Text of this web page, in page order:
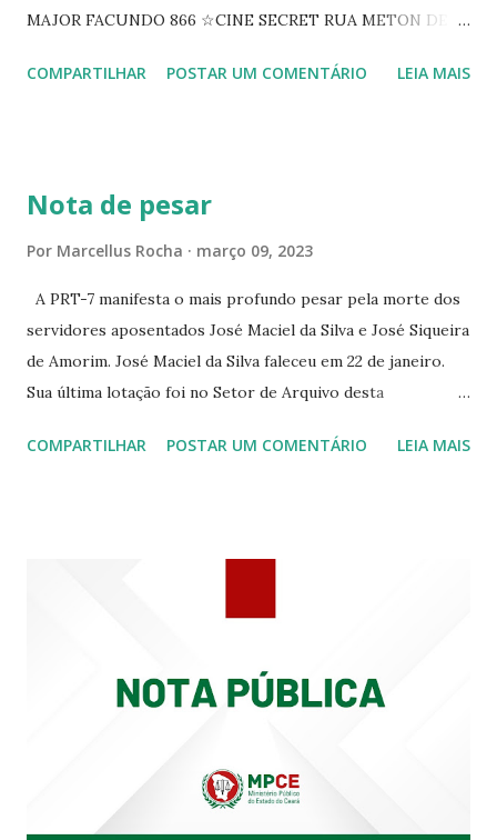
MAJOR FACUNDO 866 ☆CINE SECRET RUA METON DE
PEIXOTO 1307 ☆CINE IRIS RUA FLORIANO PEIXOTO 1206
☆CINE VIP CLUBE RUA 24 DE MAIO 825 ☆CINE ECLIPSE
COMPARTILHAR POSTAR UM COMENTÁRIO LEIA MAIS
Nota de pesar
Por Marcellus Rocha março 09, 2023
A PRT-7 manifesta o mais profundo pesar pela morte dos
servidores aposentados José Maciel da Silva e José Siqueira
de Amorim. José Maciel da Silva faleceu em 22 de janeiro.
Sua última lotação foi no Setor de Arquivo desta
Siqueira Amorim faleceu em 28 de fevereiro e encerrou a
COMPARTILHAR POSTAR UM COMENTÁRIO LEIA MAIS